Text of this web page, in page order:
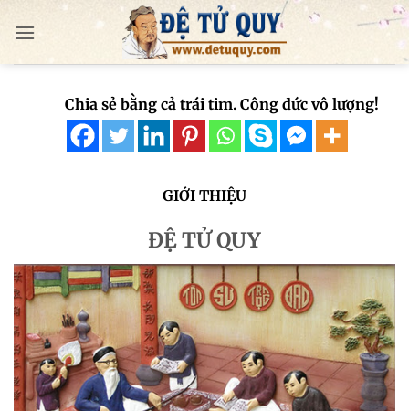
qua
nội
Chia sẻ bằng cả trái tim. Công đức vô lượng!
GIỚI THIỆU
ĐỆ TỬ QUY